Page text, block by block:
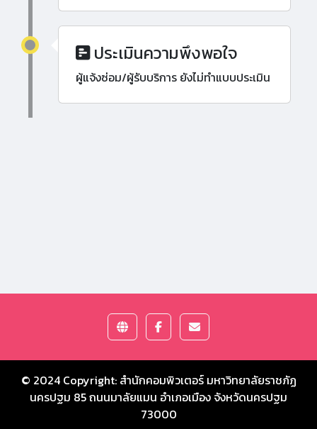
ประเมินความพึงพอใจ
ผู้แจ้งซ่อม/ผู้รับบริการ ยังไม่ทำแบบประเมิน
© 2024 Copyright: สำนักคอมพิวเตอร์ มหาวิทยาลัยราชภัฏ
นครปฐม 85 ถนนมาลัยแมน อำเภอเมือง จังหวัดนครปฐม
73000